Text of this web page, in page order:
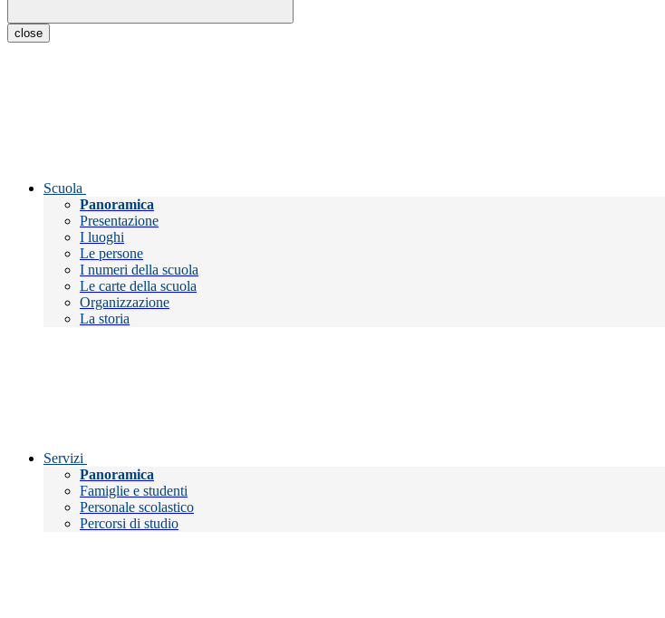
close
Scuola
Panoramica
Presentazione
I luoghi
Le persone
I numeri della scuola
Le carte della scuola
Organizzazione
La storia
Servizi
Panoramica
Famiglie e studenti
Personale scolastico
Percorsi di studio